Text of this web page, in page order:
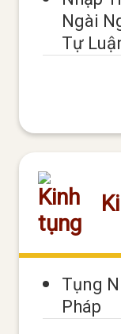
Ngài
Tự
Tụng
Pháp